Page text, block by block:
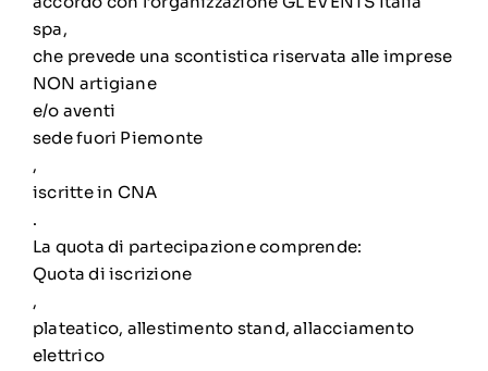
spa,
che prevede una scontistica riservata alle imprese
NON artigiane
e/o aventi
sede fuori Piemonte
,
iscritte in CNA
.
La quota di partecipazione comprende:
Quota di iscrizione
,
plateatico, allestimento stand, allacciamento
elettrico